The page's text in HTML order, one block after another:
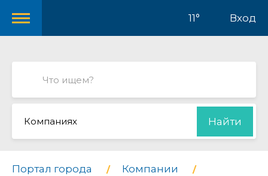
11° Вход
Компаниях Найти
Портал города
Компании